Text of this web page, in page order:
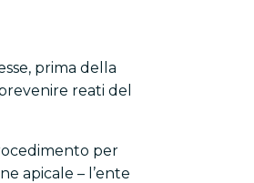
prima della
reati del
per
apicale – l’ente